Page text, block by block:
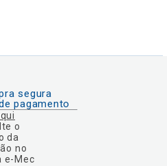
segura
pagamento
o
da
no
e-Mec